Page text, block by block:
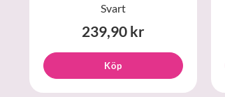
Svart
239,90 kr
Köp